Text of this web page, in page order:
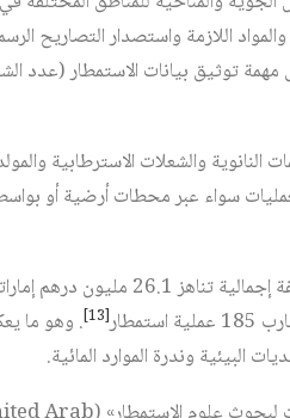
اللازمة واستصدار التصاريح
مهمة توثيق بيانات الاستمطار (عدد
والشعلات الاسترطابية
سواء عبر محطات أرضية أو
كميًّا، تخصص الدولة نحو 900 ساعة طيران سنويًّا لتنفيذ عمليات
[13]
. وهو ما
البيئية وندرة الموارد المائية.